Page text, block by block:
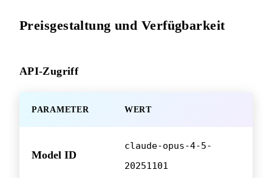
Preisgestaltung und Verfügbarkeit
API-Zugriff
PARAMETER WERT
Model ID
claude-opus-4-5-
20251101